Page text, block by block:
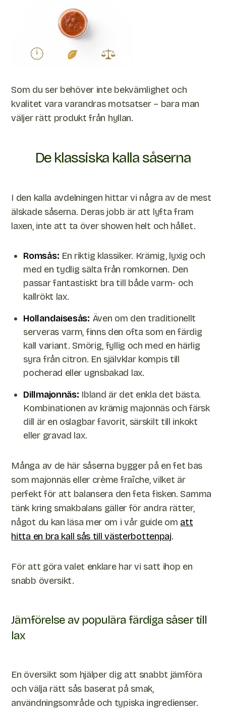
Som du ser behöver inte bekvämlighet och
kvalitet vara varandras motsatser – bara man
väljer rätt produkt från hyllan.
De klassiska kalla såserna
I den kalla avdelningen hittar vi några av de mest
älskade såserna. Deras jobb är att lyfta fram
laxen, inte att ta över showen helt och hållet.
Romsås: En riktig klassiker. Krämig, lyxig och
med en tydlig sälta från romkornen. Den
passar fantastiskt bra till både varm- och
kallrökt lax.
Hollandaisesås: Även om den traditionellt
serveras varm, finns den ofta som en färdig
kall variant. Smörig, fyllig och med en härlig
syra från citron. En självklar kompis till
pocherad eller ugnsbakad lax.
Dillmajonnäs: Ibland är det enkla det bästa.
Kombinationen av krämig majonnäs och färsk
dill är en oslagbar favorit, särskilt till inkokt
eller gravad lax.
Många av de här såserna bygger på en fet bas
som majonnäs eller crème fraîche, vilket är
perfekt för att balansera den feta fisken. Samma
tänk kring smakbalans gäller för andra rätter,
något du kan läsa mer om i vår guide om att
hitta en bra kall sås till västerbottenpaj.
För att göra valet enklare har vi satt ihop en
snabb översikt.
Jämförelse av populära färdiga såser till
lax
En översikt som hjälper dig att snabbt jämföra
och välja rätt sås baserat på smak,
användningsområde och typiska ingredienser.